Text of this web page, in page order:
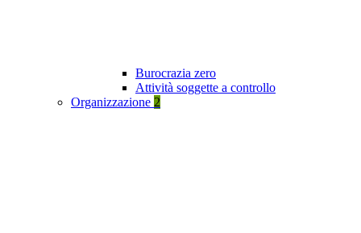
Burocrazia zero
Attività soggette a controllo
Organizzazione 2